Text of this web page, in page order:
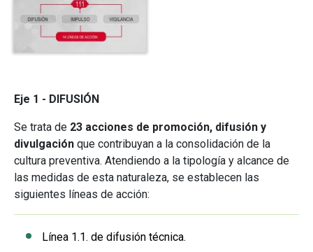
Eje 1 - DIFUSIÓN
Se trata de 23 acciones de promoción, difusión y
divulgación que contribuyan a la consolidación de la
cultura preventiva. Atendiendo a la tipología y alcance de
las medidas de esta naturaleza, se establecen las
siguientes líneas de acción:
Línea 1.1. de difusión técnica.